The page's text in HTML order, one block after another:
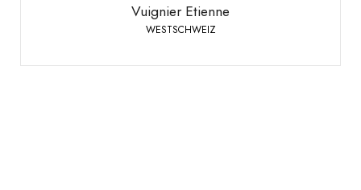
Vuignier Etienne
WESTSCHWEIZ